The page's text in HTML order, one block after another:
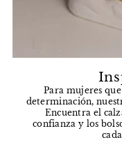
Para mujeres
determinación,
Encuentra el
confianza y los